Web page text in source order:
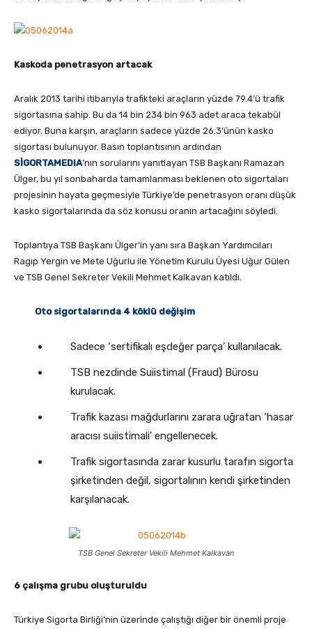
Kaskoda penetrasyon artacak
Aralık 2013 tarihi itibarıyla trafikteki araçların yüzde 79.4’ü trafik
sigortasına sahip. Bu da 14 bin 234 bin 963 adet araca tekabül
ediyor. Buna karşın, araçların sadece yüzde 26.3’ünün kasko
sigortası bulunuyor. Basın toplantısının ardından
SİGORTAMEDIA’nın sorularını yanıtlayan TSB Başkanı Ramazan
Ülger, bu yıl sonbaharda tamamlanması beklenen oto sigortaları
projesinin hayata geçmesiyle Türkiye’de penetrasyon oranı düşük
kasko sigortalarında da söz konusu oranın artacağını söyledi.
Toplantıya TSB Başkanı Ülger’in yanı sıra Başkan Yardımcıları
Ragıp Yergin ve Mete Uğurlu ile Yönetim Kurulu Üyesi Uğur Gülen
ve TSB Genel Sekreter Vekili Mehmet Kalkavan katıldı.
Oto sigortalarında 4 köklü değişim
Sadece ‘sertifikalı eşdeğer parça’ kullanılacak.
TSB nezdinde Suiistimal (Fraud) Bürosu
kurulacak.
Trafik kazası mağdurlarını zarara uğratan ‘hasar
aracısı suiistimali’ engellenecek.
Trafik sigortasında zarar kusurlu tarafın sigorta
şirketinden değil, sigortalının kendi şirketinden
karşılanacak.
TSB Genel Sekreter Vekili Mehmet Kalkavan
6 çalışma grubu oluşturuldu
Türkiye Sigorta Birliği’nin üzerinde çalıştığı diğer bir önemli proje